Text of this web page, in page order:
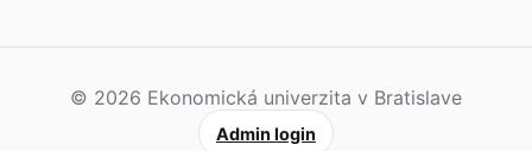
© 2026 Ekonomická univerzita v Bratislave
Admin login